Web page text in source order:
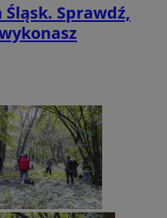
Sprawdź,